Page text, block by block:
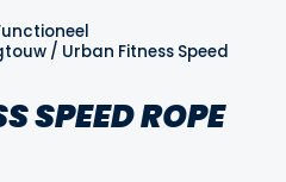
/ Urban Fitness Speed
SPEED ROPE